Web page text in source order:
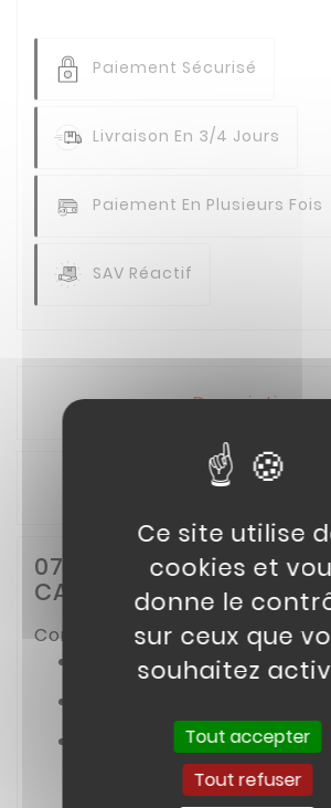
Paiement Sécurisé
Livraison En 3/4 Jours
Paiement En Plusieurs Fois
SAV Réactif
Description
Détails du produit
07// CARENAGE POCKET
CANADA AVANT DROIT
Compatible avec :
POCKET QUAD CANADA
POCKET QUAD CANADA
Ce site utilise
cookies et
donne le
sur ceux que
souhaitez
Tout accepter
Tout refuser